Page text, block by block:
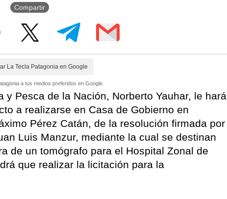
Compartir
La Tecla Patagonia en Google
a tus medios preferidos en Google.
y Pesca de la Nación, Norberto Yauhar, le hará
a realizarse en Casa de Gobierno en
Pérez Catán, de la resolución firmada por
Luis Manzur, mediante la cual se destinan
de un tomógrafo para el Hospital Zonal de
que realizar la licitación para la